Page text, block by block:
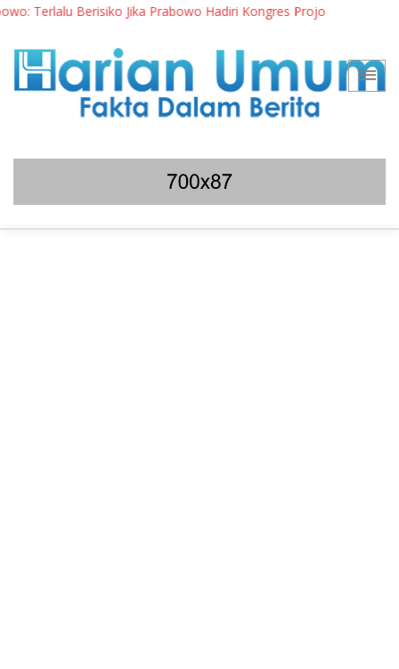
Berisiko Jika Prabowo Hadiri Kongres Projo